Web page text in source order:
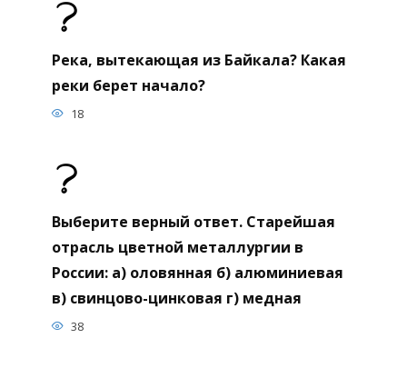
Река, вытекающая из Байкала? Какая
реки берет начало?
18
Выберите верный ответ. Старейшая
отрасль цветной металлургии в
России: а) оловянная б) алюминиевая
в) свинцово-цинковая г) медная
38